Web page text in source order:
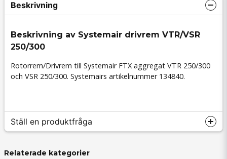
Beskrivning
Beskrivning av Systemair drivrem VTR/VSR
250/300
Rotorrem/Drivrem till Systemair FTX aggregat VTR 250/300
och VSR 250/300. Systemairs artikelnummer 134840.
Ställ en produktfråga
Relaterade kategorier